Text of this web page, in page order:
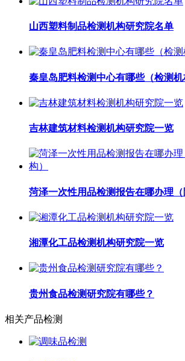
山西塑料制品检测机构研究院名单
秦皇岛肥料检测中心有哪些（检测机
吉林建筑材料检测机构研究院一览
菏泽一次性用品检测报告在哪办理（
湘潭化工品检测机构研究院一览
贵州食品检测研究院有哪些？
相关产品检测